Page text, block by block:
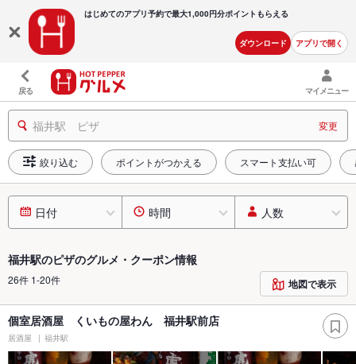
はじめてのアプリ予約で最大1,000円分ポイントもらえる
ダウンロード アプリで開く
戻る マイメニュー
福井駅 ピザ 変更
絞り込む ポイントがつかえる スマート支払い可
日付 時間 人数
福井駅のピザのグルメ・クーポン情報
26件 1-20件 地図で表示
個室居酒屋 くいもの屋わん 福井駅前店
居酒屋 福井駅